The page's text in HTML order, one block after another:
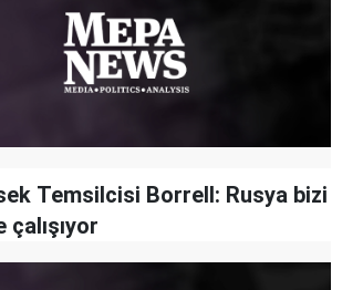
Temsilcisi Borrell: Rusya bizi
çalışıyor